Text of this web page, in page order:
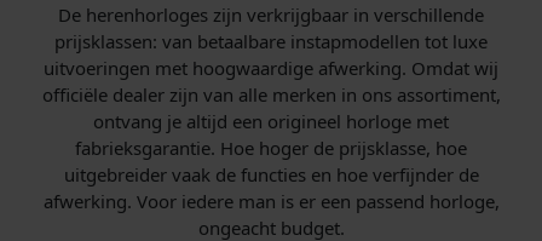
De herenhorloges zijn verkrijgbaar in verschillende
prijsklassen: van betaalbare instapmodellen tot luxe
uitvoeringen met hoogwaardige afwerking. Omdat wij
officiële dealer zijn van alle merken in ons assortiment,
ontvang je altijd een origineel horloge met
fabrieksgarantie. Hoe hoger de prijsklasse, hoe
uitgebreider vaak de functies en hoe verfijnder de
afwerking. Voor iedere man is er een passend horloge,
ongeacht budget.